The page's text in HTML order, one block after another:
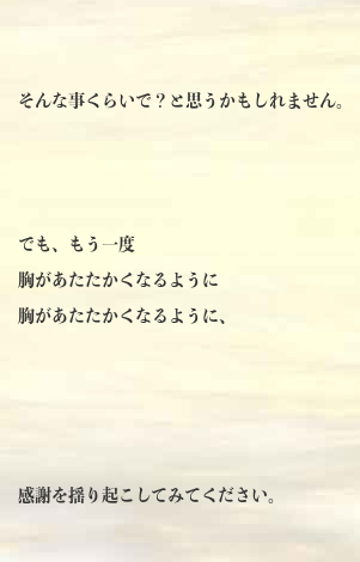
そんな事くらいで？と思うかもしれません。
でも、もう一度
胸があたたかくなるように
胸があたたかくなるように、
感謝を揺り起こしてみてください。